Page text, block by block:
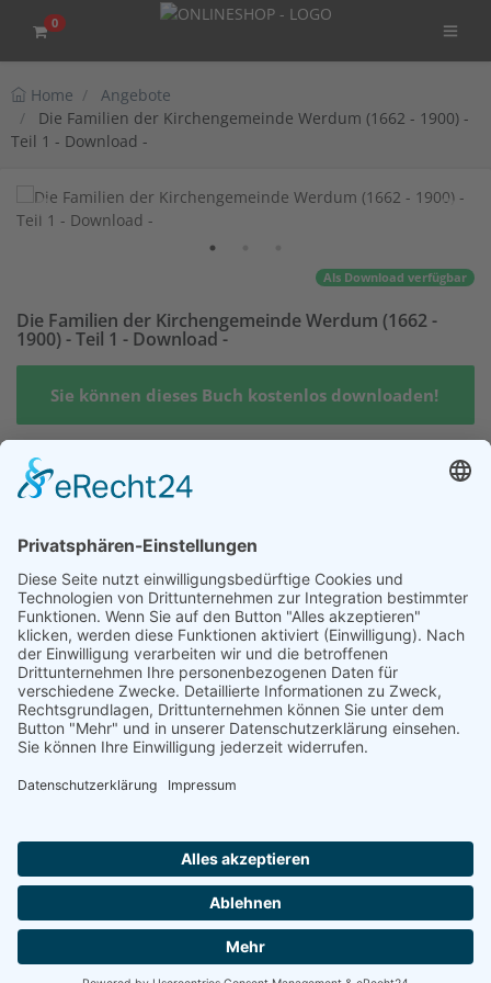
0
Home
Angebote
Die Familien der Kirchengemeinde Werdum (1662 - 1900) -
Teil 1 - Download -
Als Download verfügbar
Die Familien der Kirchengemeinde Werdum (1662 -
1900) - Teil 1 - Download -
Sie können dieses Buch kostenlos downloaden!
Die Familien der Kirchengemeinde Werdum (1662 - 1900)
Ludwig Janssen, Aurich 2009
ISBN 3-934508-41-3
2 Bände
931 Seiten
PDF herunterladen